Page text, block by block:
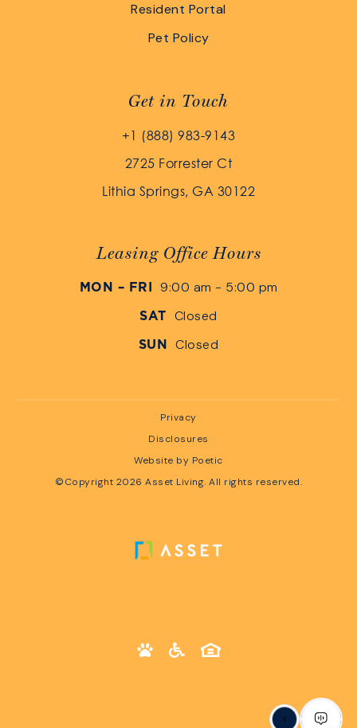
Resident Portal
Pet Policy
Get in Touch
+1 (888) 983-9143
2725 Forrester Ct
Lithia Springs, GA 30122
Leasing Office Hours
MON – FRI 9:00 am - 5:00 pm
SAT Closed
SUN Closed
Privacy
Disclosures
Website by Poetic
©Copyright 2026 Asset Living. All rights reserved.